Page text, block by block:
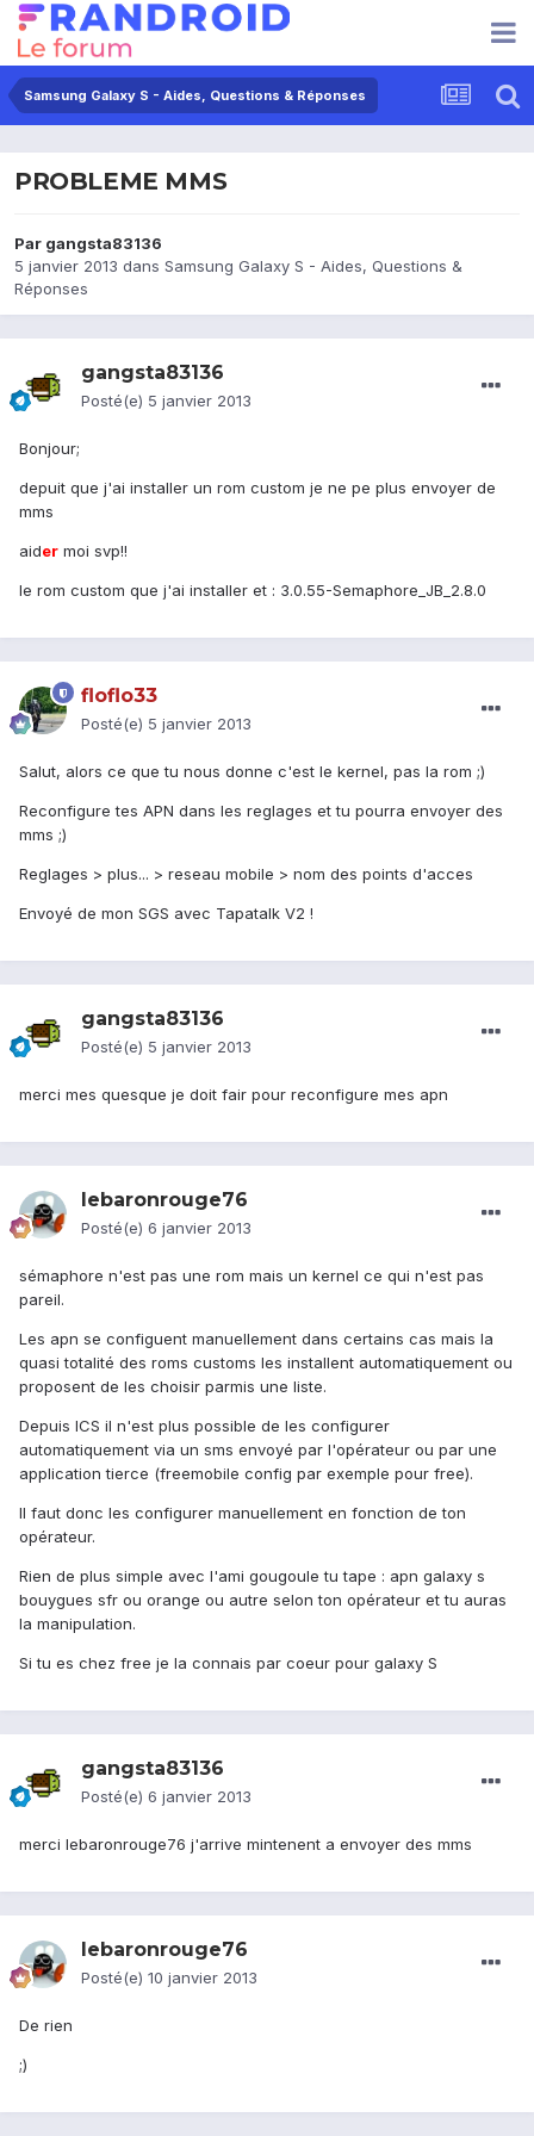
Samsung Galaxy S - Aides, Questions & Réponses
PROBLEME MMS
Par gangsta83136
5 janvier 2013 dans Samsung Galaxy S - Aides, Questions &
Réponses
gangsta83136
Posté(e) 5 janvier 2013
Bonjour;
depuit que j'ai installer un rom custom je ne pe plus envoyer de
mms
aider moi svp!!
le rom custom que j'ai installer et : 3.0.55-Semaphore_JB_2.8.0
floflo33
Posté(e) 5 janvier 2013
Salut, alors ce que tu nous donne c'est le kernel, pas la rom ;)
Reconfigure tes APN dans les reglages et tu pourra envoyer des
mms ;)
Reglages > plus... > reseau mobile > nom des points d'acces
Envoyé de mon SGS avec Tapatalk V2 !
gangsta83136
Posté(e) 5 janvier 2013
merci mes quesque je doit fair pour reconfigure mes apn
lebaronrouge76
Posté(e) 6 janvier 2013
sémaphore n'est pas une rom mais un kernel ce qui n'est pas
pareil.
Les apn se configuent manuellement dans certains cas mais la
quasi totalité des roms customs les installent automatiquement ou
proposent de les choisir parmis une liste.
Depuis ICS il n'est plus possible de les configurer
automatiquement via un sms envoyé par l'opérateur ou par une
application tierce (freemobile config par exemple pour free).
Il faut donc les configurer manuellement en fonction de ton
opérateur.
Rien de plus simple avec l'ami gougoule tu tape : apn galaxy s
bouygues sfr ou orange ou autre selon ton opérateur et tu auras
la manipulation.
Si tu es chez free je la connais par coeur pour galaxy S
gangsta83136
Posté(e) 6 janvier 2013
merci lebaronrouge76 j'arrive mintenent a envoyer des mms
lebaronrouge76
Posté(e) 10 janvier 2013
De rien
;)